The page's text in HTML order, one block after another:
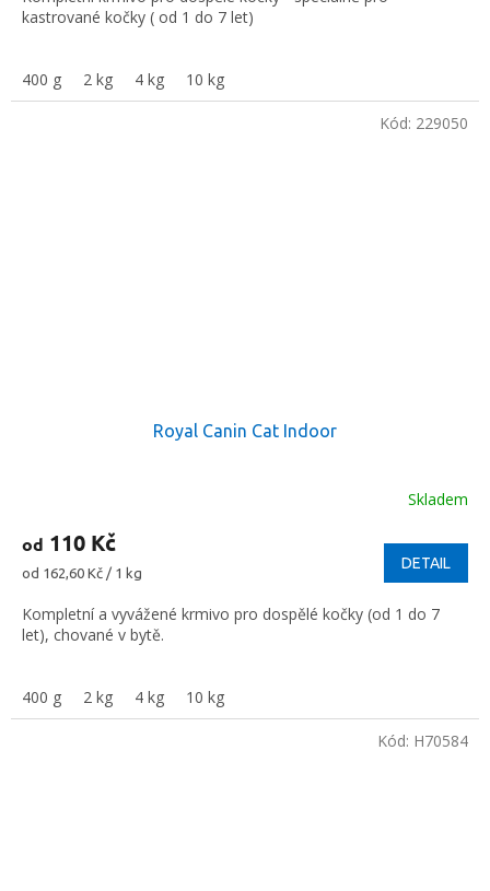
kastrované kočky ( od 1 do 7 let)
400 g 2 kg 4 kg 10 kg
Royal Canin Cat Indoor
Skladem
od 110 Kč
Měrná
od 162,60 Kč / 1 kg
DETAIL
Kompletní a vyvážené krmivo pro dospělé kočky (od 1 do 7
let), chované v bytě.
400 g 2 kg 4 kg 10 kg
Kód: 229050
Kód: H70584